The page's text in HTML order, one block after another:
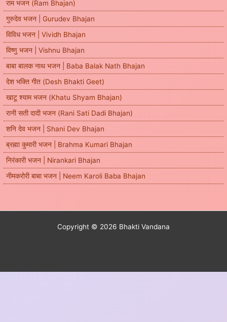
राम भजन (Ram Bhajan)
गुरुदेव भजन | Gurudev Bhajan
विविध भजन | Vividh Bhajan
विष्णु भजन | Vishnu Bhajan
बाबा बालक नाथ भजन | Baba Balak Nath Bhajan
देश भक्ति गीत (Desh Bhakti Geet)
खाटू श्याम भजन (Khatu Shyam Bhajan)
रानी सती दादी भजन (Rani Sati Dadi Bhajan)
शनि देव भजन | Shani Dev Bhajan
ब्रह्मा कुमारी भजन | Brahma Kumari Bhajan
निरंकारी भजन | Nirankari Bhajan
नीमकरोरी बाबा भजन | Neem Karoli Baba Bhajan
Copyright © 2026 Bhakti Vandana